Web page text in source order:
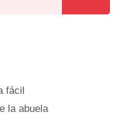
fácil
la abuela